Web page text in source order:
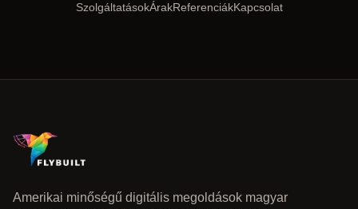
SzolgáltatásokÁrakReferenciákKapcsolat
Amerikai minőségű digitális megoldások magyar